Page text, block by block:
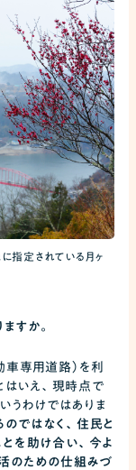
指定されている月ヶ
すか。
専用道路）を利
はいえ、現時点で
うわけではありま
ではなく、住民と
を助け合い、今よ
のための仕組みづ